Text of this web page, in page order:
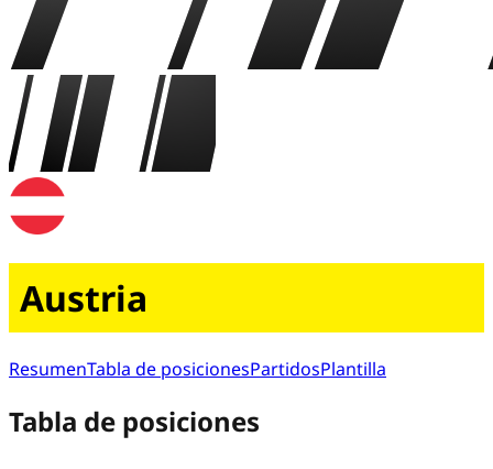
Austria
ResumenTabla de posicionesPartidosPlantilla
Tabla de posiciones